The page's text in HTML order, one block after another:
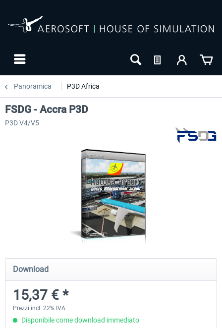
Panoramica P3D Africa
FSDG - Cape Verde Sal P3D
18,44 € *
FSDG LITE - Dakar
FSDG - Accra P3D
P3D V4/V5
Download
15,37 € *
Prezzi incl. 22% IVA
Disponibile come download immediato